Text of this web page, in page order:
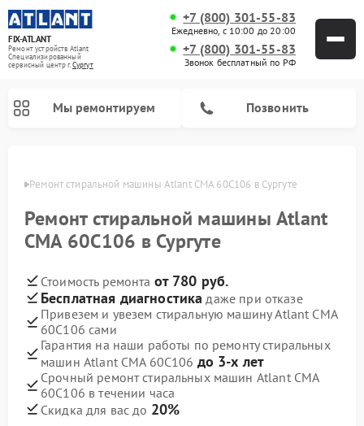
FIX-ATLANT
Ремонт устройств Atlant
Специализированный
cервисный центр г.Сургут
+7 (800) 301-55-83
Ежедневно, с 10:00 до 20:00
+7 (800) 301-55-83
Звонок бесплатный по РФ
Мы ремонтируем Позвонить
Ремонт стиральной машины Atlant СМА 60С106 в Сургуте
Ремонт стиральной машины Atlant
СМА 60С106 в Сургуте
Стоимость ремонта от 780 руб.
Бесплатная диагностика даже при отказе
Привезем и увезем стиральную машину Atlant СМА
60С106 сами
Гарантия на наши работы по ремонту стиральных
машин Atlant СМА 60С106 до 3-х лет
Срочный ремонт стиральных машин Atlant СМА
60С106 в течении часа
Скидка для вас до 20%